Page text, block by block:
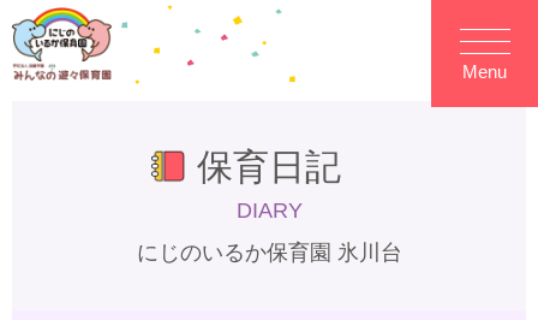
Menu
保育日記
DIARY
にじのいるか保育園 氷川台